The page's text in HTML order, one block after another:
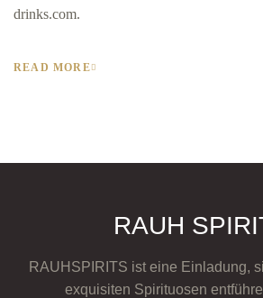
drinks.com.
READ MORE
RAUH
RAUHSPIRITS ist eine Einladung,
exquisiten Spirituosen